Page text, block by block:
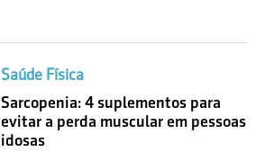
Saúde Física
Sarcopenia: 4 suplementos para
evitar a perda muscular em pessoas
idosas